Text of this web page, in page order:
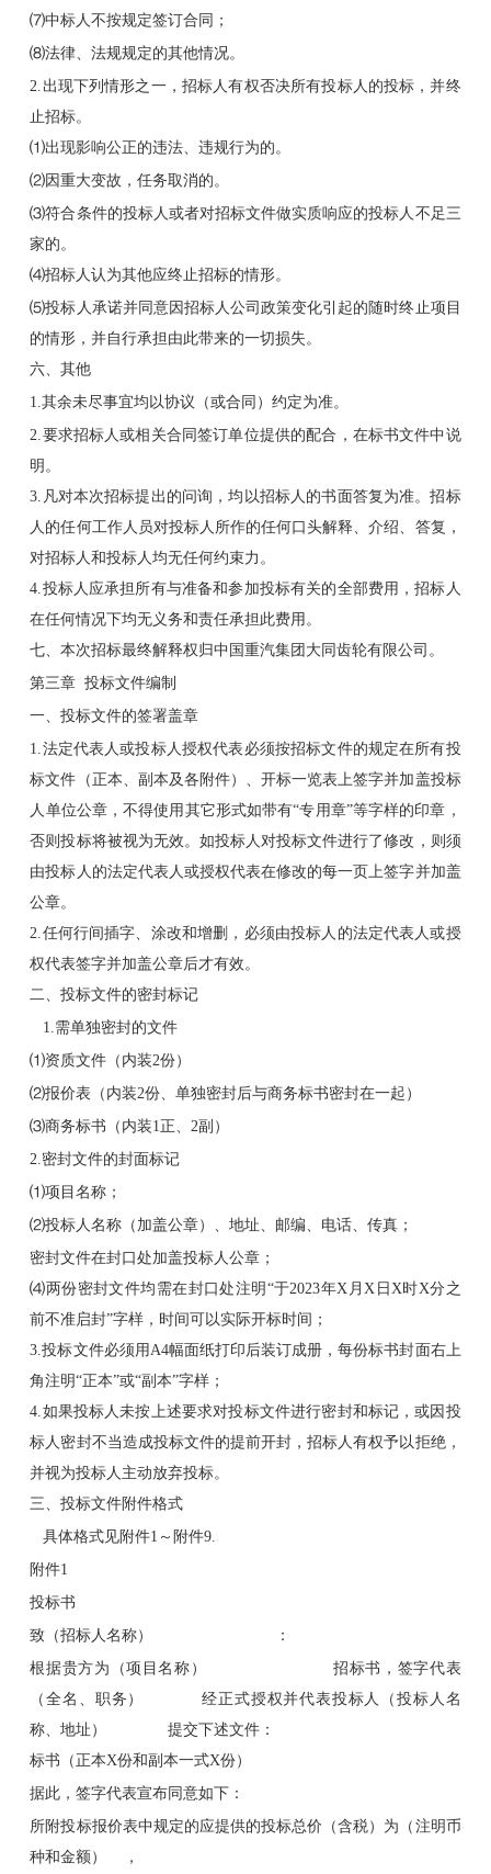
⑺中标人不按规定签订合同；
⑻法律、法规规定的其他情况。
2.出现下列情形之一，招标人有权否决所有投标人的投标，并终
止招标。
⑴出现影响公正的违法、违规行为的。
⑵因重大变故，任务取消的。
⑶符合条件的投标人或者对招标文件做实质响应的投标人不足三
家的。
⑷招标人认为其他应终止招标的情形。
⑸投标人承诺并同意因招标人公司政策变化引起的随时终止项目
的情形，并自行承担由此带来的一切损失。
六、其他
1.其余未尽事宜均以协议（或合同）约定为准。
2.要求招标人或相关合同签订单位提供的配合，在标书文件中说
明。
3.凡对本次招标提出的问询，均以招标人的书面答复为准。招标
人的任何工作人员对投标人所作的任何口头解释、介绍、答复，
对招标人和投标人均无任何约束力。
4.投标人应承担所有与准备和参加投标有关的全部费用，招标人
在任何情况下均无义务和责任承担此费用。
七、本次招标最终解释权归中国重汽集团大同齿轮有限公司。
第三章 投标文件编制
一、投标文件的签署盖章
1.法定代表人或投标人授权代表必须按招标文件的规定在所有投
标文件（正本、副本及各附件）、开标一览表上签字并加盖投标
人单位公章，不得使用其它形式如带有“专用章”等字样的印章，
否则投标将被视为无效。如投标人对投标文件进行了修改，则须
由投标人的法定代表人或授权代表在修改的每一页上签字并加盖
公章。
2.任何行间插字、涂改和增删，必须由投标人的法定代表人或授
权代表签字并加盖公章后才有效。
二、投标文件的密封标记
1.需单独密封的文件
⑴资质文件（内装2份）
⑵报价表（内装2份、单独密封后与商务标书密封在一起）
⑶商务标书（内装1正、2副）
2.密封文件的封面标记
⑴项目名称；
⑵投标人名称（加盖公章）、地址、邮编、电话、传真；
密封文件在封口处加盖投标人公章；
⑷两份密封文件均需在封口处注明“于2023年X月X日X时X分之
前不准启封”字样，时间可以实际开标时间；
3.投标文件必须用A4幅面纸打印后装订成册，每份标书封面右上
角注明“正本”或“副本”字样；
4.如果投标人未按上述要求对投标文件进行密封和标记，或因投
标人密封不当造成投标文件的提前开封，招标人有权予以拒绝，
并视为投标人主动放弃投标。
三、投标文件附件格式
具体格式见附件1～附件9.
附件1
投标书
致（招标人名称） ：
根据贵方为（项目名称） 招标书，签字代表
（全名、职务） 经正式授权并代表投标人（投标人名
称、地址） 提交下述文件：
标书（正本X份和副本一式X份）
据此，签字代表宣布同意如下：
所附投标报价表中规定的应提供的投标总价（含税）为（注明币
种和金额） ，